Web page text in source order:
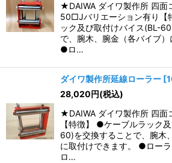
★DAIWA ダイワ製作所 四面
50□Jバリエーション有り【
ック及び取付けバイス(BL-
で、腕木、腕金（各バイブ）
●ロ…
ダイワ製作所延線ローラー [
28,020円(税込)
★DAIWA ダイワ製作所 四面
【特徴】 ●ケーブルラック
60)を交換することで、腕木
に取付けできます。 ●ロー
ロ…